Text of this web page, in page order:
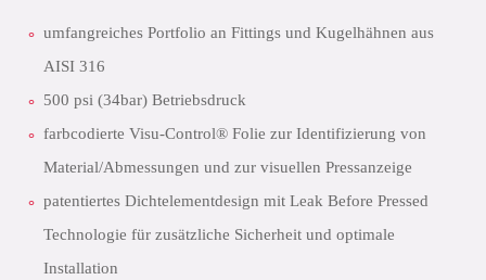
umfangreiches Portfolio an Fittings und Kugelhähnen aus
AISI 316
500 psi (34bar) Betriebsdruck
farbcodierte Visu-Control® Folie zur Identifizierung von
Material/Abmessungen und zur visuellen Pressanzeige
patentiertes Dichtelementdesign mit Leak Before Pressed
Technologie für zusätzliche Sicherheit und optimale
Installation